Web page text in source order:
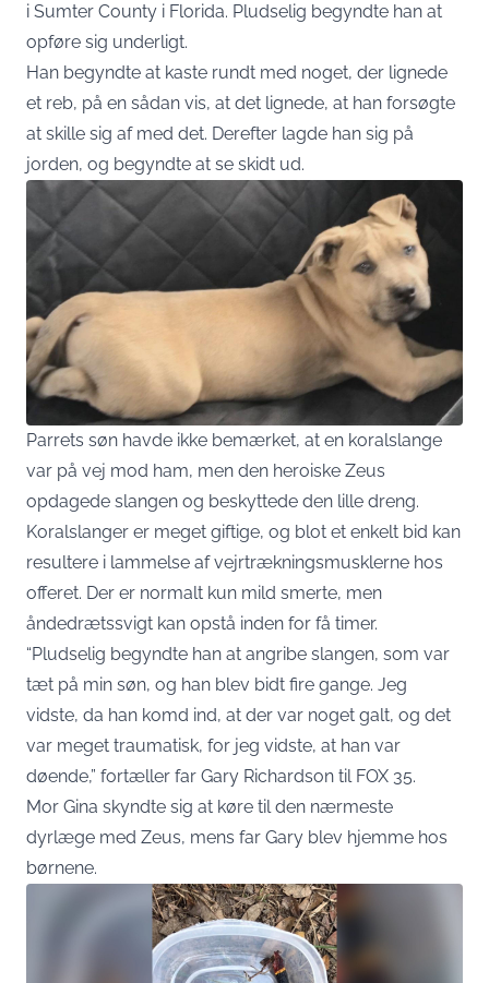
i Sumter County i Florida. Pludselig begyndte han at
opføre sig underligt.
Han begyndte at kaste rundt med noget, der lignede
et reb, på en sådan vis, at det lignede, at han forsøgte
at skille sig af med det. Derefter lagde han sig på
jorden, og begyndte at se skidt ud.
Parrets søn havde ikke bemærket, at en koralslange
var på vej mod ham, men den heroiske Zeus
opdagede slangen og beskyttede den lille dreng.
Koralslanger er meget giftige, og blot et enkelt bid kan
resultere i lammelse af vejrtrækningsmusklerne hos
offeret. Der er normalt kun mild smerte, men
åndedrætssvigt kan opstå inden for få timer.
“Pludselig begyndte han at angribe slangen, som var
tæt på min søn, og han blev bidt fire gange. Jeg
vidste, da han komd ind, at der var noget galt, og det
var meget traumatisk, for jeg vidste, at han var
døende,” fortæller far Gary Richardson til FOX 35.
Mor Gina skyndte sig at køre til den nærmeste
dyrlæge med Zeus, mens far Gary blev hjemme hos
børnene.